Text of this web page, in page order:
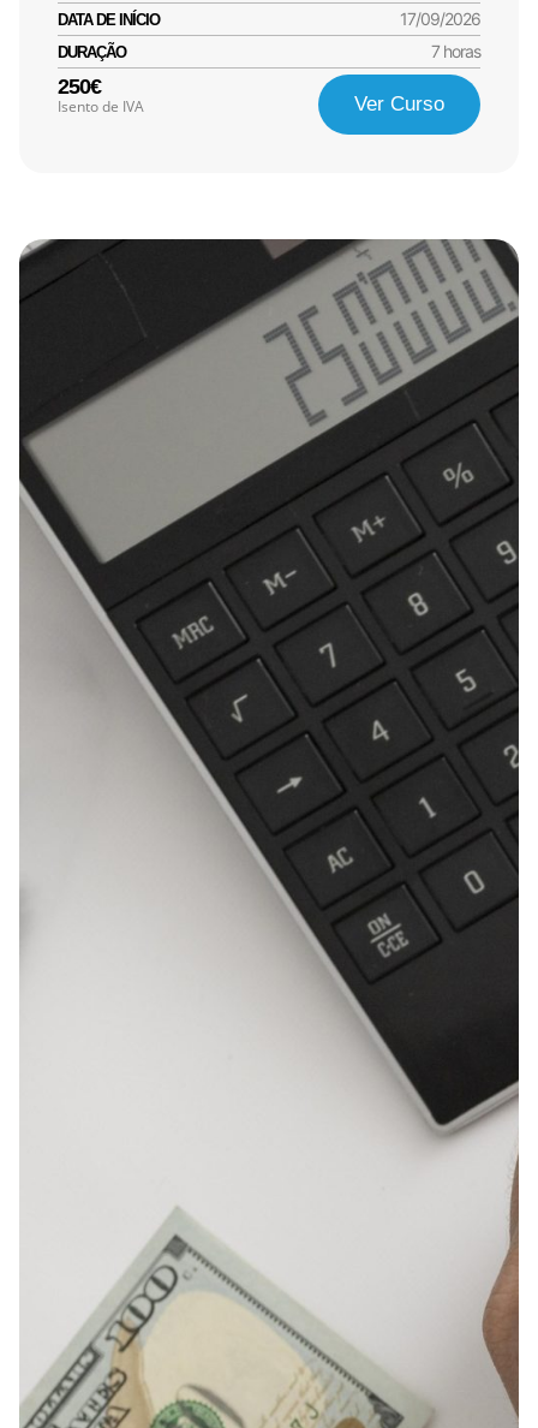
DATA DE INÍCIO 17/09/2026
DURAÇÃO 7 horas
250€
Isento de IVA Ver Curso